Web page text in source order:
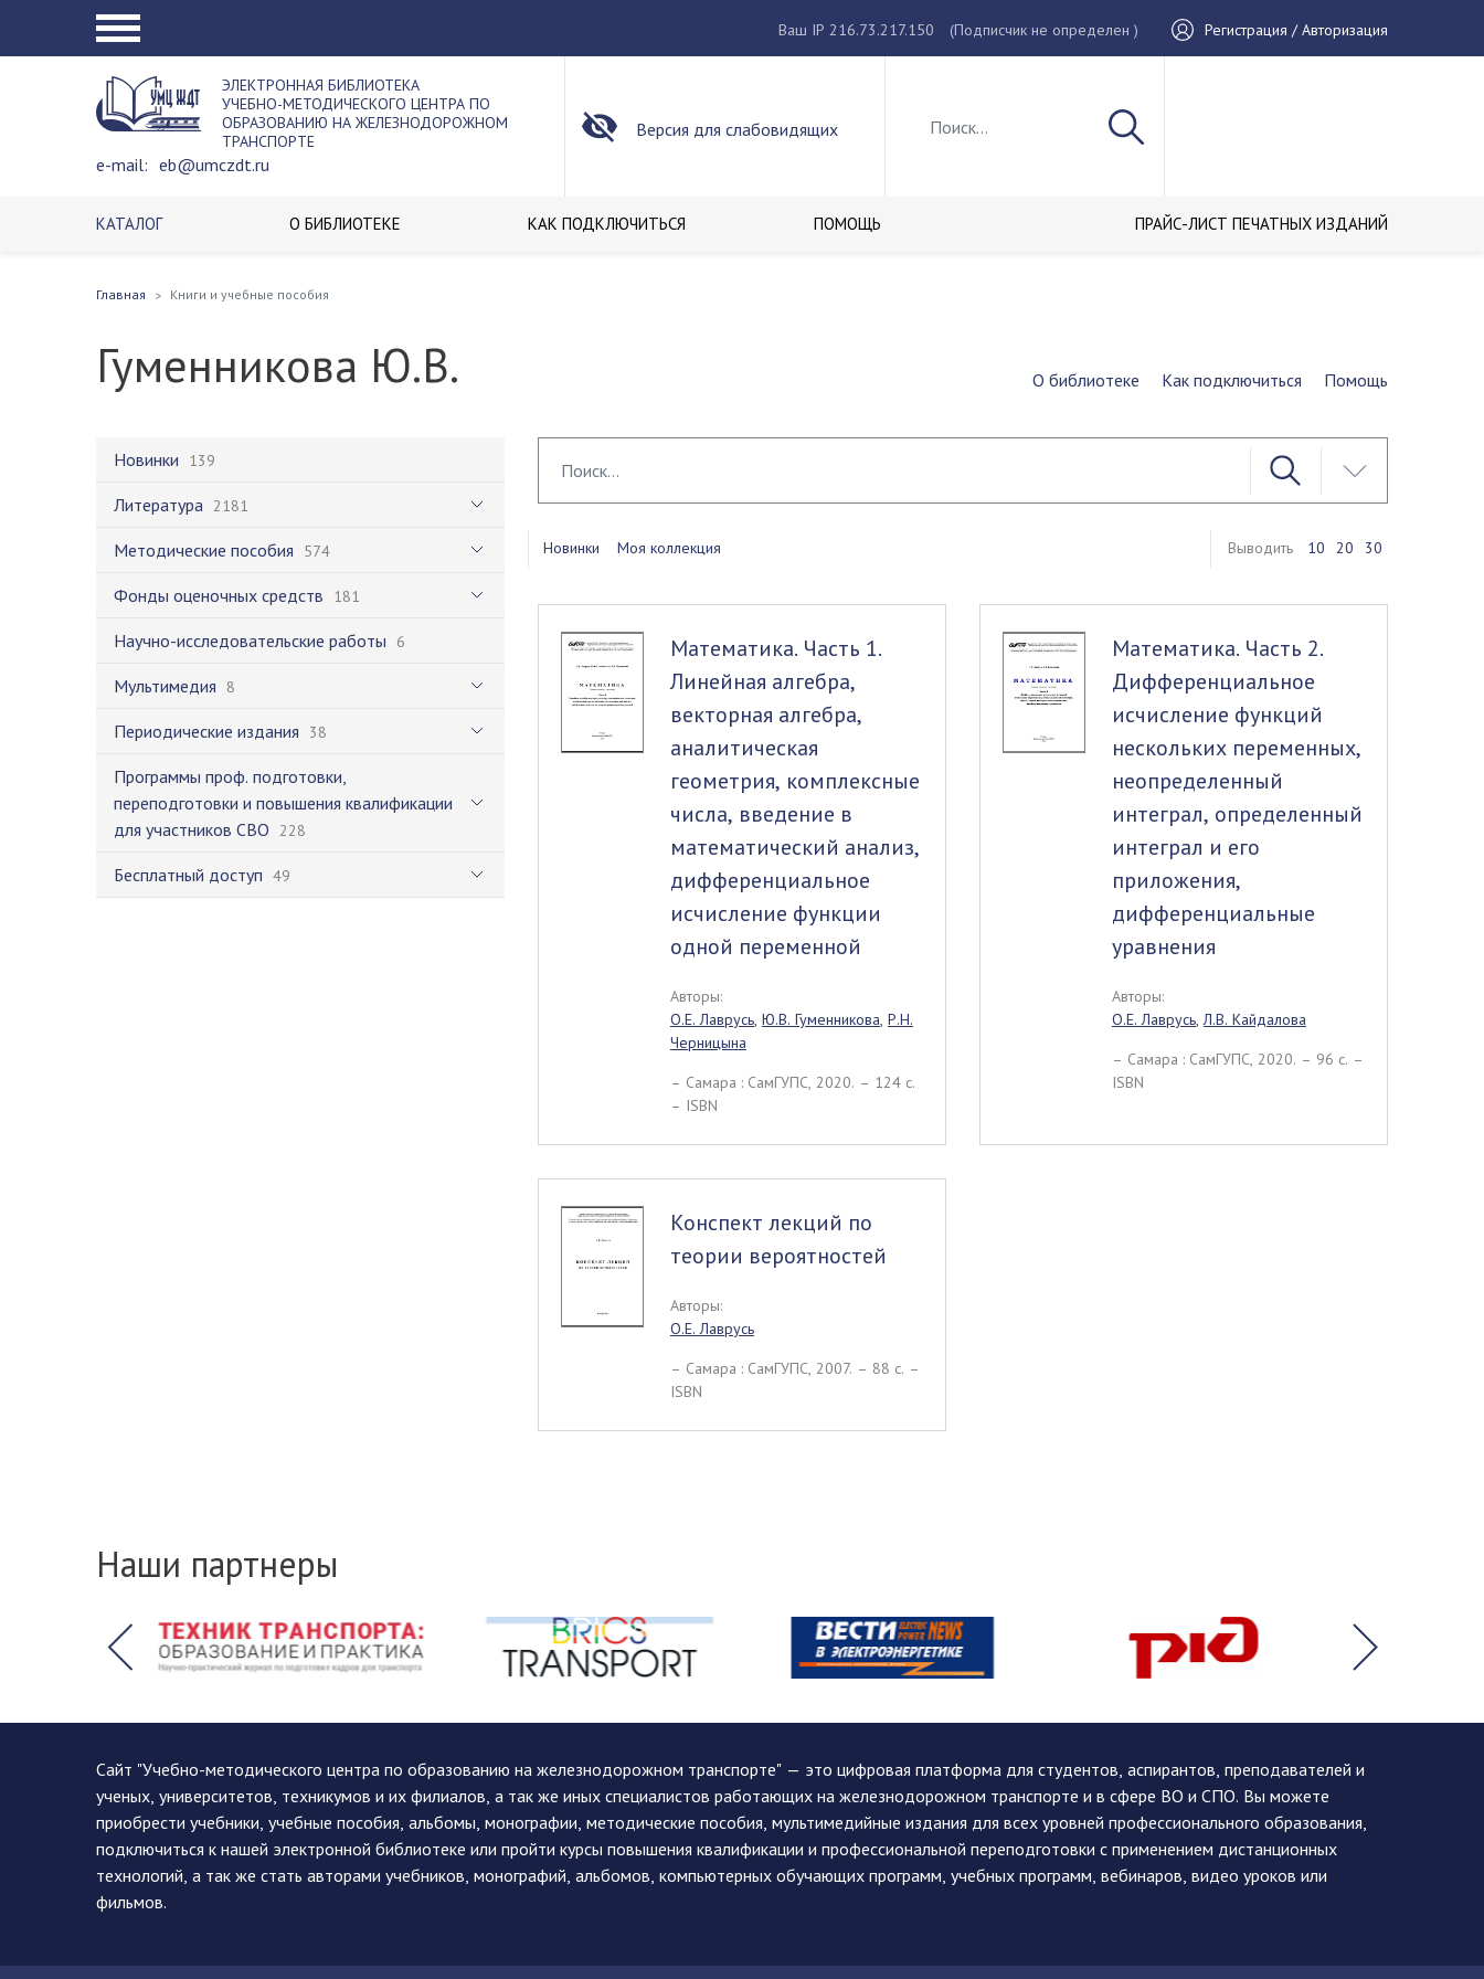
Ваш IP 216.73.217.150 (Подписчик не определен ) Регистрация / Авторизация
ЭЛЕКТРОННАЯ БИБЛИОТЕКА
УЧЕБНО-МЕТОДИЧЕСКОГО ЦЕНТРА ПО
ОБРАЗОВАНИЮ НА ЖЕЛЕЗНОДОРОЖНОМ
ТРАНСПОРТЕ
e-mail: eb@umczdt.ru
Версия для слабовидящих
КАТАЛОГ О БИБЛИОТЕКЕ КАК ПОДКЛЮЧИТЬСЯ ПОМОЩЬ ПРАЙС-ЛИСТ ПЕЧАТНЫХ ИЗДАНИЙ
Главная Книги и учебные пособия
Гуменникова Ю.В. О библиотеке Как подключиться Помощь
Новинки 139
Литература 2181
Методические пособия 574
Фонды оценочных средств 181
Научно-исследовательские работы 6
Мультимедия 8
Периодические издания 38
Программы проф. подготовки,
переподготовки и повышения квалификации
для участников СВО 228
Бесплатный доступ 49
Новинки Моя коллекция Выводить 10 20 30
Математика. Часть 1.
Линейная алгебра,
векторная алгебра,
аналитическая
геометрия, комплексные
числа, введение в
математический анализ,
дифференциальное
исчисление функции
одной переменной
Авторы:
О.Е. Лаврусь, Ю.В. Гуменникова, Р.Н.
Черницына
– Самара : СамГУПС, 2020. – 124 c.
– ISBN
Математика. Часть 2.
Дифференциальное
исчисление функций
нескольких переменных,
неопределенный
интеграл, определенный
интеграл и его
приложения,
дифференциальные
уравнения
Авторы:
О.Е. Лаврусь,Л.В. Кайдалова
– Самара : СамГУПС, 2020. – 96 c. –
ISBN
Конспект лекций по
теории вероятностей
Авторы:
О.Е. Лаврусь
– Самара : СамГУПС, 2007. – 88 c. –
ISBN
Наши партнеры
Сайт "Учебно-методического центра по образованию на железнодорожном транспорте" — это цифровая платформа для студентов, аспирантов, преподавателей и
ученых, университетов, техникумов и их филиалов, а так же иных специалистов работающих на железнодорожном транспорте и в сфере ВО и СПО. Вы можете
приобрести учебники, учебные пособия, альбомы, монографии, методические пособия, мультимедийные издания для всех уровней профессионального образования,
подключиться к нашей электронной библиотеке или пройти курсы повышения квалификации и профессиональной переподготовки с применением дистанционных
технологий, а так же стать авторами учебников, монографий, альбомов, компьютерных обучающих программ, учебных программ, вебинаров, видео уроков или
фильмов.